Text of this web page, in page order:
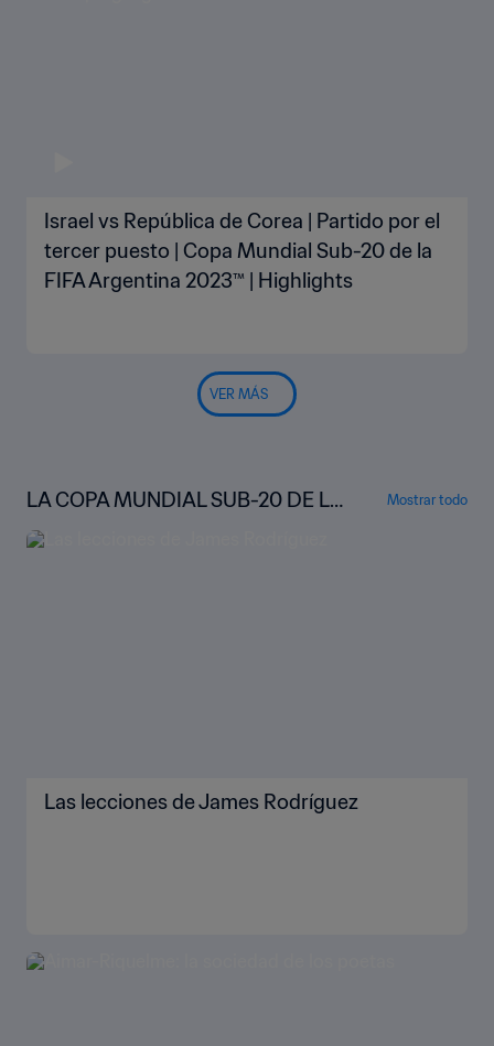
Israel vs República de Corea | Partido por el
tercer puesto | Copa Mundial Sub-20 de la
FIFA Argentina 2023™ | Highlights
VER MÁS
LA COPA MUNDIAL SUB-20 DE LA
FIFA™ BAJO LA LUPA
Mostrar todo
Las lecciones de James Rodríguez